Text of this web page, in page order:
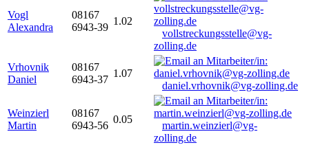
Vogl
Alexandra
08167
6943-39
1.02
vollstreckungsstelle@vg-
zolling.de
Vrhovnik
Daniel
08167
6943-37
1.07
daniel.vrhovnik@vg-zolling.de
Weinzierl
Martin
08167
6943-56
0.05
martin.weinzierl@vg-
zolling.de